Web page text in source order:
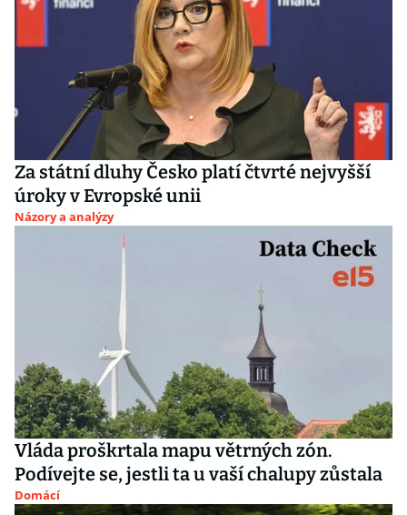
Za státní dluhy Česko platí čtvrté nejvyšší
úroky v Evropské unii
Názory a analýzy
Vláda proškrtala mapu větrných zón.
Podívejte se, jestli ta u vaší chalupy zůstala
Domácí